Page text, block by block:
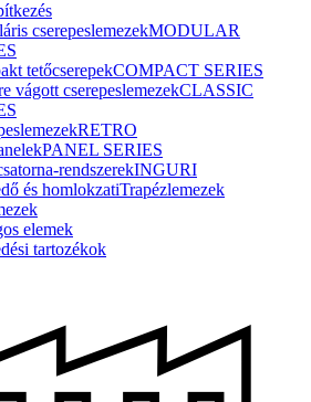
cserepeslemezekMODULAR
tetőcserepekCOMPACT SERIES
vágott cserepeslemezekCLASSIC
RETRO
PANEL SERIES
rendszerekINGURI
és homlokzatiTrapézlemezek
elemek
tartozékok